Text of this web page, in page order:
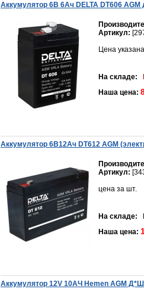
Аккумулятор 6В 6Ач DELTA DT606
Артикул:
Цена
На складе:
Наша цена:
Аккумулятор 6В12Ач DT612 AGM
Артикул:
цена за шт.
На складе:
Наша цена:
Аккумулятор 12V 10AЧ Hemen AGM